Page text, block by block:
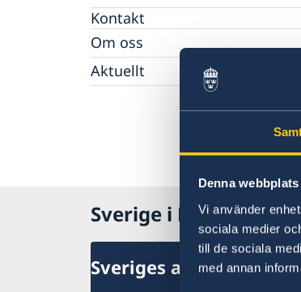
Denna
Vi använder
sociala medier
till de sociala
med annan
Kontakt
Om oss
Ambassadör
Lediga tjänster
Nolltolerans mot korruption
Affärsmöjligheter i Liberia
Aktuellt
Sverige i Liberia,
Sveriges ambassad